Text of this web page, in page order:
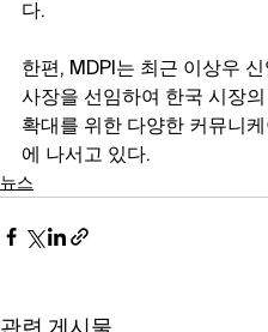
다.
한편, MDPI는 최근 이상우 신
사장을 선임하여 한국 시장
확대를 위한 다양한 커뮤니
에 나서고 있다.
뉴스